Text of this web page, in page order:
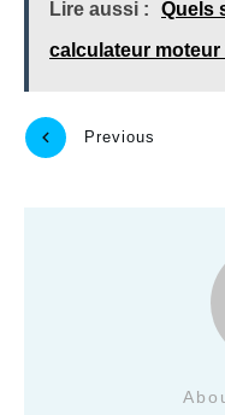
Lire aussi :
Quels
calculateur moteur
Previous